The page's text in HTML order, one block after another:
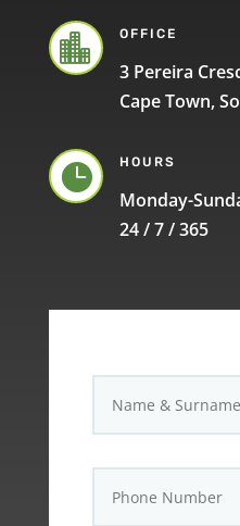
 OFFICE
3 Pereira
Cape Town,
 HOURS
Monday-
24 / 7 / 365